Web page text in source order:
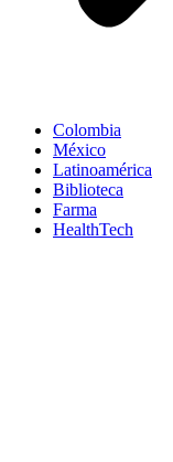
Colombia
México
Latinoamérica
Biblioteca
Farma
HealthTech